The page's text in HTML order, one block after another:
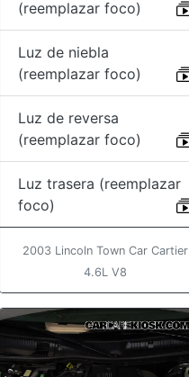
(reemplazar foco)
Luz de niebla
(reemplazar foco)
Luz de reversa
(reemplazar foco)
Luz trasera (reemplazar
foco)
2003 Lincoln Town Car Cartier
4.6L V8